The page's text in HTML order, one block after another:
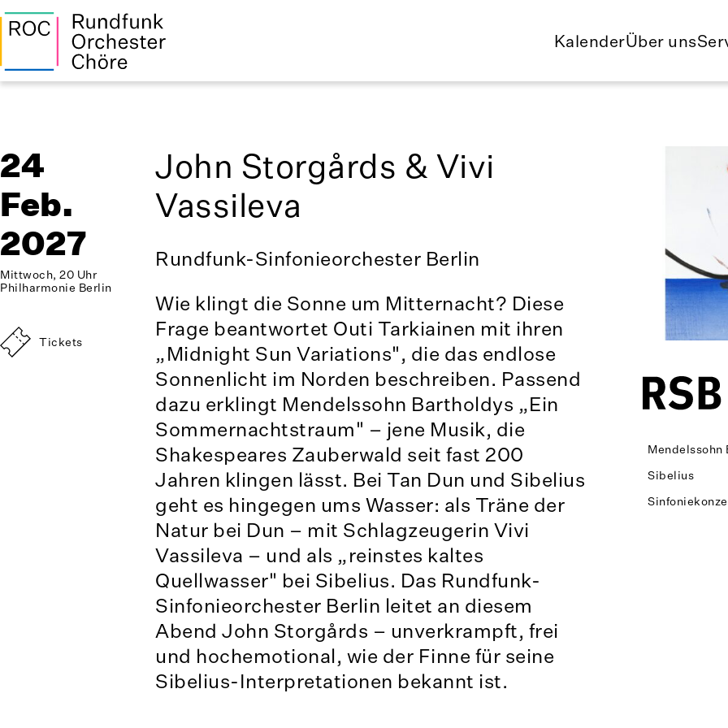
KalenderÜber uns
24
Feb.
2027
Mittwoch, 20 Uhr
Philharmonie Berlin
Tickets
Mendelssohn
Sibelius
John Storgårds & Vivi
Vassileva
Rundfunk-Sinfonieorchester Berlin
Wie klingt die Sonne um Mitternacht? Diese
Frage beantwortet Outi Tarkiainen mit ihren
„Midnight Sun Variations", die das endlose
Sonnenlicht im Norden beschreiben. Passend
dazu erklingt Mendelssohn Bartholdys „Ein
Sommernachtstraum" – jene Musik, die
Shakespeares Zauberwald seit fast 200
Jahren klingen lässt. Bei Tan Dun und Sibelius
geht es hingegen ums Wasser: als Träne der
Natur bei Dun – mit Schlagzeugerin Vivi
Vassileva – und als „reinstes kaltes
Quellwasser" bei Sibelius. Das Rundfunk-
Sinfonieorchester Berlin leitet an diesem
Abend John Storgårds – unverkrampft, frei
und hochemotional, wie der Finne für seine
Sibelius-Interpretationen bekannt ist.